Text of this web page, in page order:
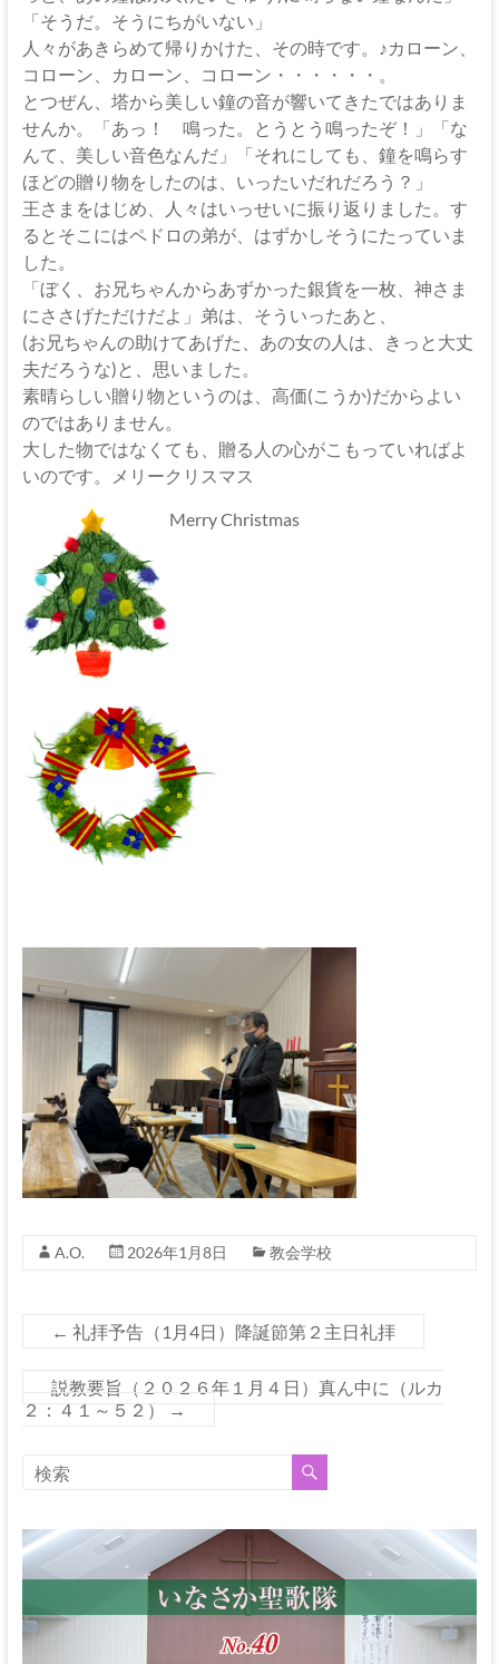
「そうだ。そうにちがいない」
人々があきらめて帰りかけた、その時です。♪カローン、
コローン、カローン、コローン・・・・・・。
とつぜん、塔から美しい鐘の音が響いてきたではありま
せんか。「あっ！ 鳴った。とうとう鳴ったぞ！」「な
んて、美しい音色なんだ」「それにしても、鐘を鳴らす
ほどの贈り物をしたのは、いったいだれだろう？」
王さまをはじめ、人々はいっせいに振り返りました。す
るとそこにはペドロの弟が、はずかしそうにたっていま
した。
「ぼく、お兄ちゃんからあずかった銀貨を一枚、神さま
にささげただけだよ」弟は、そういったあと、
(お兄ちゃんの助けてあげた、あの女の人は、きっと大丈
夫だろうな)と、思いました。
素晴らしい贈り物というのは、高価(こうか)だからよい
のではありません。
大した物ではなくても、贈る人の心がこもっていればよ
いのです。メリークリスマス
Merry Christmas
A.O. 2026年1月8日 教会学校
← 礼拝予告（1月4日）降誕節第２主日礼拝
説教要旨（２０２６年１月４日）真ん中に（ルカ
２：４１～５２）
→